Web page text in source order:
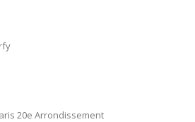
20e Arrondissement